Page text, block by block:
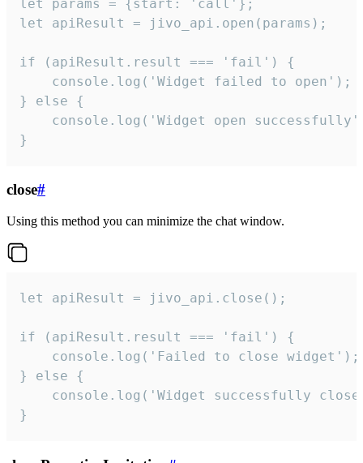
let params = {start: 'call'};
let apiResult = jivo_api.open(params);
if (apiResult.result === 'fail') {
    console.log('Widget failed to open');
} else {
console.log('Widget open
}
close#
Using this method you can minimize the chat window.
let apiResult = jivo_api.close();
if (apiResult.result === 'fail') {
    console.log('Failed to close widget');
} else {
console.log('Widget successfully
}